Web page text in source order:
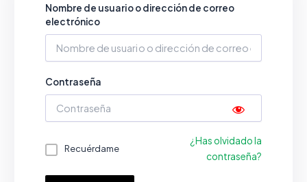
Nombre de usuario o dirección de correo
electrónico
Contraseña
Recuérdame
¿Has olvidado la
contraseña?